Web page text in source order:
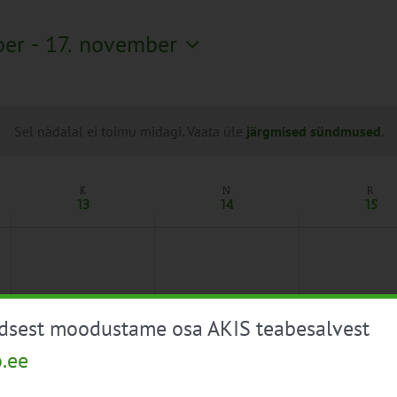
Sel nädalal ei toimu midagi. Vaata üle järgmised sündmused
- 17. november
K
13
N
14
R
15
moodustame osa AKIS teabesalvest